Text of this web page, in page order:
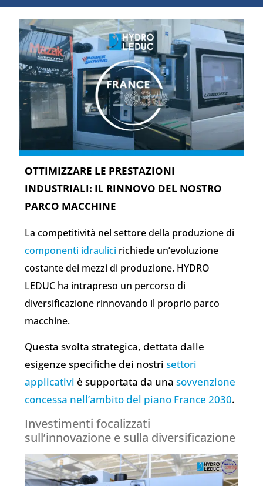
OTTIMIZZARE LE PRESTAZIONI
INDUSTRIALI: IL RINNOVO DEL NOSTRO
PARCO MACCHINE
La competitività nel settore della produzione di
componenti idraulici richiede un’evoluzione
costante dei mezzi di produzione. HYDRO
LEDUC ha intrapreso un percorso di
diversificazione rinnovando il proprio parco
macchine.
Questa svolta strategica, dettata dalle
esigenze specifiche dei nostrisettori
applicativi è supportata da unasovvenzione
concessa nell’ambito del piano France 2030.
Investimenti focalizzati
sull’innovazione e sulla diversificazione